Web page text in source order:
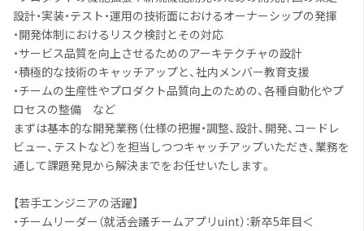
設計・実装・テスト・運用の技術面におけるオーナーシップの発揮
・開発体制におけるリスク検討とその対応
・サービス品質を向上させるためのアーキテクチャの設計
・積極的な技術のキャッチアップと、社内メンバー教育支援
・チームの生産性やプロダクト品質向上のための、各種自動化やプ
ロセスの整備 など
まずは基本的な開発業務（仕様の把握・調整、設計、開発、コードレ
ビュー、テストなど）を担当しつつキャッチアップいただき、業務を
通して課題発見から解決までをお任せいたします。
【若手エンジニアの活躍】
・チームリーダー（就活会議チームアプリuint）：新卒5年目＜